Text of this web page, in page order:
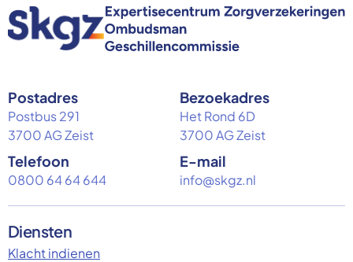
Postadres
Postbus 291
3700 AG Zeist
Bezoekadres
Het Rond 6D
3700 AG Zeist
Telefoon
0800 64 64 644
E-mail
info@skgz.nl
Diensten
Klacht indienen